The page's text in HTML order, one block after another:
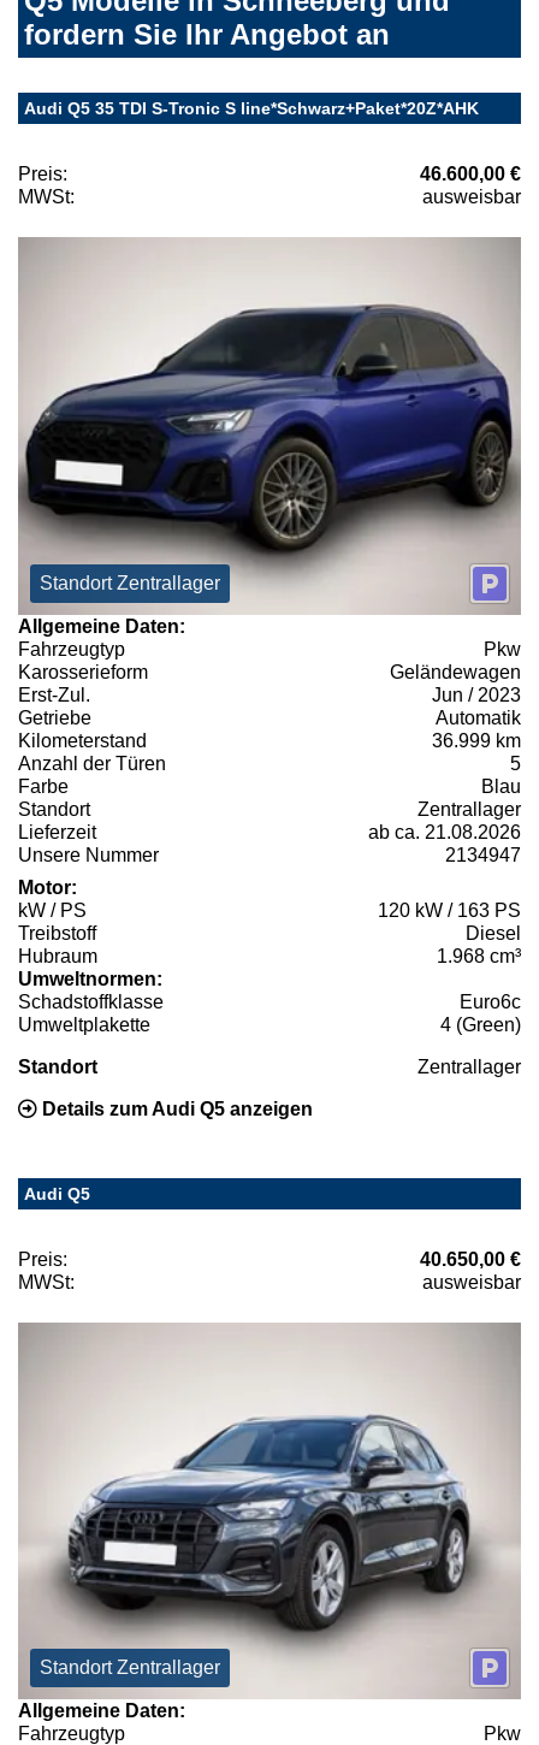
fordern Sie Ihr Angebot an
Audi Q5 35 TDI S-Tronic S line*Schwarz+Paket*20Z*AHK
Preis:
46.600,00 €
MWSt:
ausweisbar
Standort Zentrallager
Allgemeine Daten:
Fahrzeugtyp
Pkw
Karosserieform
Geländewagen
Erst-Zul.
Jun / 2023
Getriebe
Automatik
Kilometerstand
36.999 km
Anzahl der Türen
5
Farbe
Blau
Standort
Zentrallager
Lieferzeit
ab ca. 21.08.2026
Unsere Nummer
2134947
Motor:
kW / PS
120 kW / 163 PS
Treibstoff
Diesel
Hubraum
1.968 cm³
Umweltnormen:
Schadstoffklasse
Euro6c
Umweltplakette
4 (Green)
Standort Zentrallager
Details zum Audi Q5 anzeigen
Audi Q5
Preis:
40.650,00 €
MWSt:
ausweisbar
Standort Zentrallager
Allgemeine Daten:
Fahrzeugtyp
Pkw